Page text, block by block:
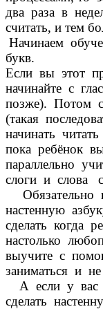
два раза в
считать, и тем
Начинаем
букв.
Если вы этот
начинайте с
позже). Потом
(такая
начинать
пока ребёнок
параллельно
слоги и слова
Обязательно
настенную
сделать когда
настолько
выучите с
заниматься и
А если у вас
сделать